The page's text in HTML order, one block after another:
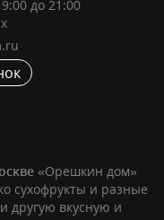
до 21:00
«Орешкин дом»
сухофрукты и разные
другую вкусную и